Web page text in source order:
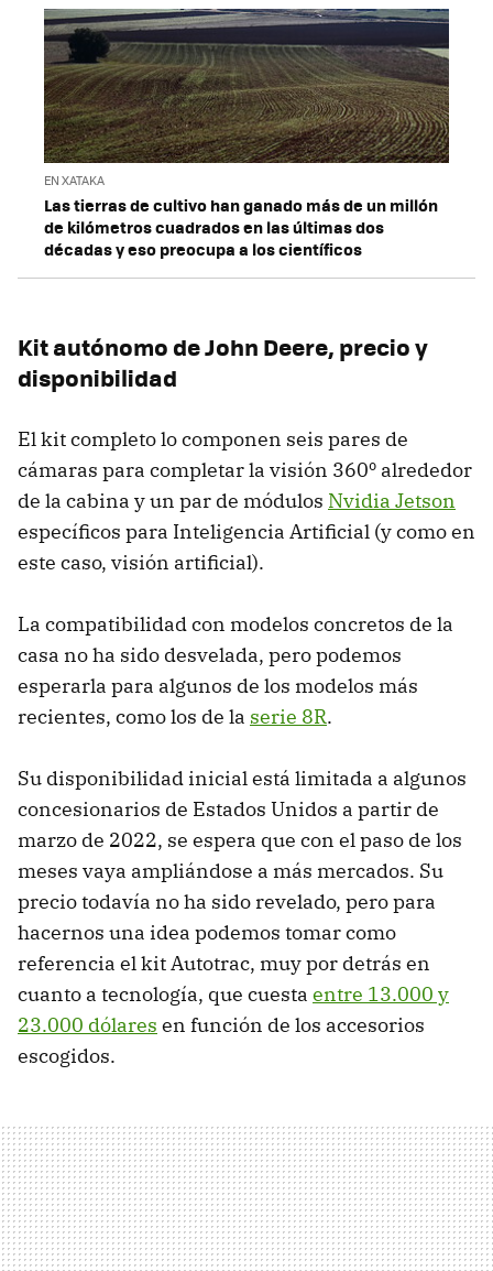
EN XATAKA
Las tierras de cultivo han ganado más de un millón
de kilómetros cuadrados en las últimas dos
décadas y eso preocupa a los científicos
Kit autónomo de John Deere, precio y
disponibilidad
El kit completo lo componen seis pares de
cámaras para completar la visión 360º alrededor
de la cabina y un par de módulos Nvidia Jetson
específicos para Inteligencia Artificial (y como en
este caso, visión artificial).
La compatibilidad con modelos concretos de la
casa no ha sido desvelada, pero podemos
esperarla para algunos de los modelos más
recientes, como los de la serie 8R.
Su disponibilidad inicial está limitada a algunos
concesionarios de Estados Unidos a partir de
marzo de 2022, se espera que con el paso de los
meses vaya ampliándose a más mercados. Su
precio todavía no ha sido revelado, pero para
hacernos una idea podemos tomar como
referencia el kit Autotrac, muy por detrás en
cuanto a tecnología, que cuesta entre 13.000 y
23.000 dólares en función de los accesorios
escogidos.